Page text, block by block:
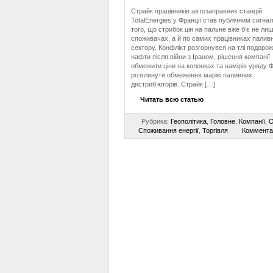
Страйк працівників автозаправних станцій
TotalEnergies у Франції став публічним
того, що стрибок цін на пальне вже б’є не
споживачах, а й по самих працівниках
сектору. Конфлікт розгорнувся на тлі
нафти після війни з Іраном, рішення компанії
обмежити ціни на колонках та намірів уряду
розглянути обмеження маржі паливних
дистриб’юторів. Страйк […]
Читать всю статью
Рубрика: Геополітика, Головне, Компанії,
Споживання енергії, Торгівля